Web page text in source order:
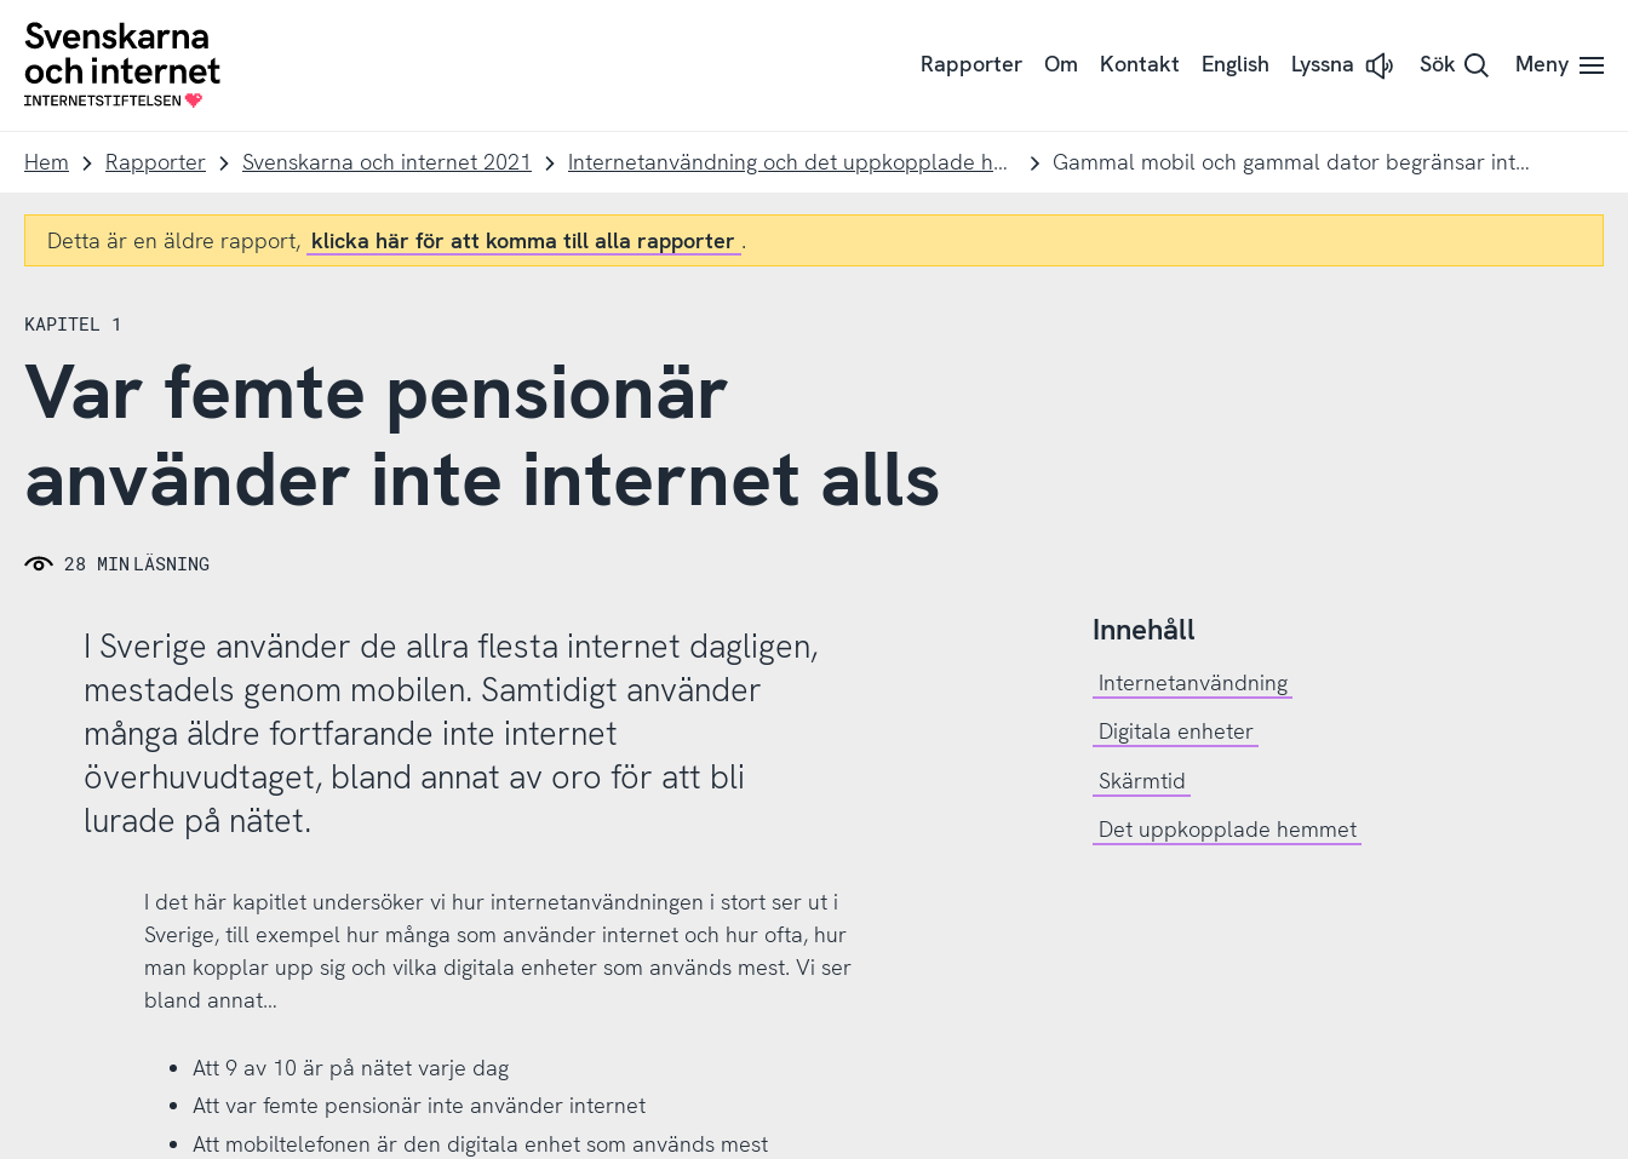
navigation
innehåll
To
startpage
Rapporter Om Kontakt English Lyssna
Lyssna
med
Readspeaker
Sök Meny
Hem Rapporter Svenskarna och internet 2021 Internetanvändning och det uppkopplade hemmet Gammal mobil och gammal dator begränsar internetanvändning i låginkomsthushåll
Detta är en äldre rapport, klicka här för att komma till alla rapporter .
KAPITEL 1
Var femte pensionär
använder inte internet alls
28 MIN LÄSNING
Innehåll
Internetanvändning
Digitala enheter
Skärmtid
Det uppkopplade hemmet
I Sverige använder de allra flesta internet dagligen,
mestadels genom mobilen. Samtidigt använder
många äldre fortfarande inte internet
överhuvudtaget, bland annat av oro för att bli
lurade på nätet.
I det här kapitlet undersöker vi hur internetanvändningen i stort ser ut i
Sverige, till exempel hur många som använder internet och hur ofta, hur
man kopplar upp sig och vilka digitala enheter som används mest. Vi ser
bland annat…
Att 9 av 10 är på nätet varje dag
Att var femte pensionär inte använder internet
Att mobiltelefonen är den digitala enhet som används mest